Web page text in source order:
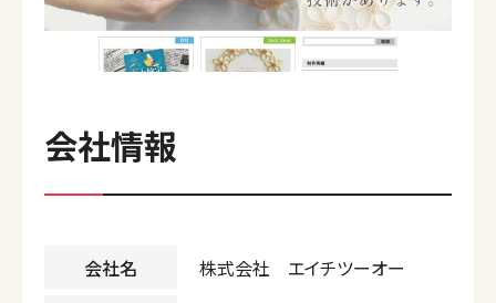
会社情報
会社名
株式会社 エイチツーオー